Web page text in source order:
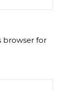
browser for